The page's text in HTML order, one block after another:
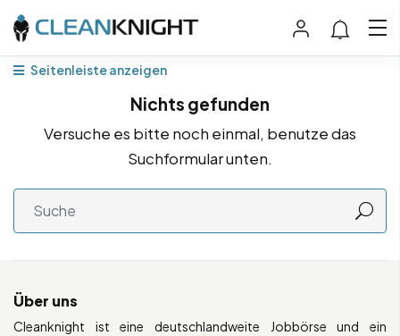
Seitenleiste anzeigen
Nichts gefunden
Versuche es bitte noch einmal, benutze das
Suchformular unten.
Über uns
Cleanknight ist eine deutschlandweite Jobbörse und ein